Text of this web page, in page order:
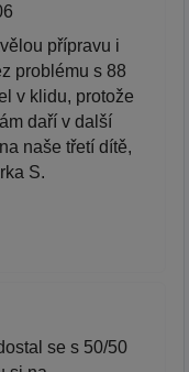
přípravu i
problému s 88
v klidu, protože
daří v další
naše třetí dítě,
S.
se s 50/50